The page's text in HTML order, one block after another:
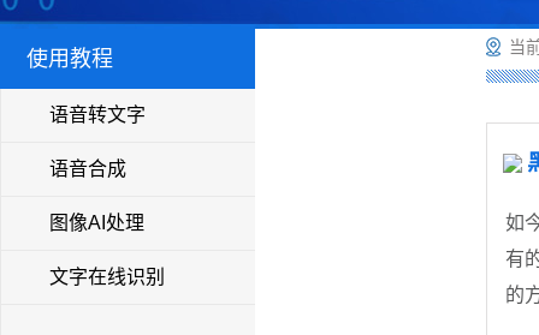
使用教程
语音转文字
语音合成
图像AI处理
文字在线识别
当
如
有
的